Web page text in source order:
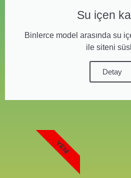
Su içen
Binlerce model arasında su
ile siteni
Detay
YENI